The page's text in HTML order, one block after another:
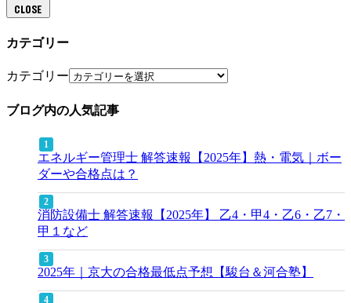
CLOSE
カテゴリー
カテゴリー
ブログ内の人気記事
エネルギー管理士 解答速報【2025年】熱・電気｜ボー
ダーや合格点は？
消防設備士 解答速報【2025年】 乙4・甲4・乙6・乙7・
甲１など
2025年｜京大の合格最低点予想【駿台＆河合塾】